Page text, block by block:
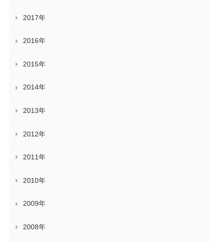
2017年
2016年
2015年
2014年
2013年
2012年
2011年
2010年
2009年
2008年